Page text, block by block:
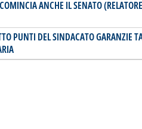
ANCHE IL SENATO
PUNTI DEL SINDACATO GARANZIE